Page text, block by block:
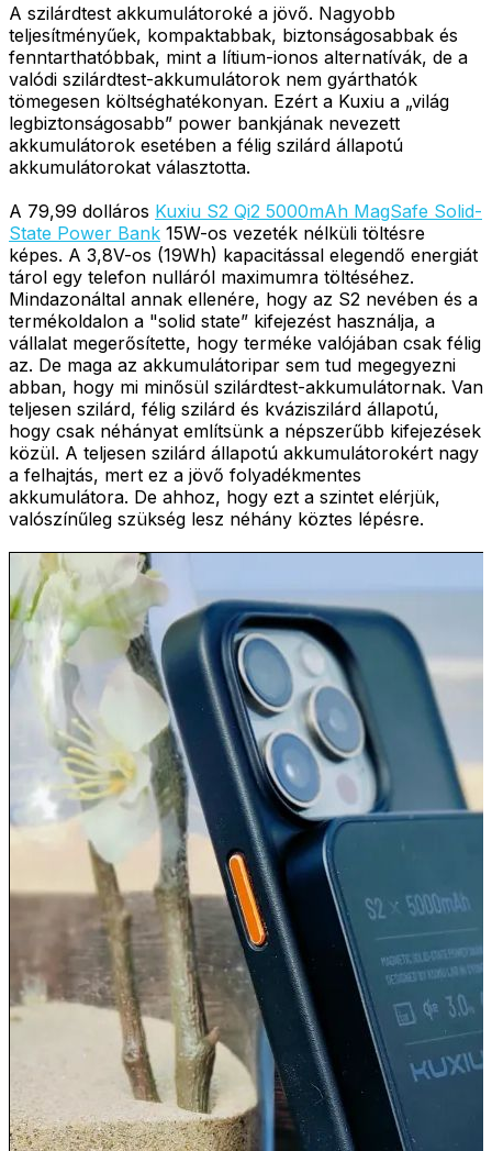
A szilárdtest akkumulátoroké a jövő. Nagyobb
teljesítményűek, kompaktabbak, biztonságosabbak és
fenntarthatóbbak, mint a lítium-ionos alternatívák, de a
valódi szilárdtest-akkumulátorok nem gyárthatók
tömegesen költséghatékonyan. Ezért a Kuxiu a „világ
legbiztonságosabb” power bankjának nevezett
akkumulátorok esetében a félig szilárd állapotú
akkumulátorokat választotta.
A 79,99 dolláros Kuxiu S2 Qi2 5000mAh MagSafe Solid-
State Power Bank 15W-os vezeték nélküli töltésre
képes. A 3,8V-os (19Wh) kapacitással elegendő energiát
tárol egy telefon nulláról maximumra töltéséhez.
Mindazonáltal annak ellenére, hogy az S2 nevében és a
termékoldalon a "solid state” kifejezést használja, a
vállalat megerősítette, hogy terméke valójában csak félig
az. De maga az akkumulátoripar sem tud megegyezni
abban, hogy mi minősül szilárdtest-akkumulátornak. Van
teljesen szilárd, félig szilárd és kváziszilárd állapotú,
hogy csak néhányat említsünk a népszerűbb kifejezések
közül. A teljesen szilárd állapotú akkumulátorokért nagy
a felhajtás, mert ez a jövő folyadékmentes
akkumulátora. De ahhoz, hogy ezt a szintet elérjük,
valószínűleg szükség lesz néhány köztes lépésre.